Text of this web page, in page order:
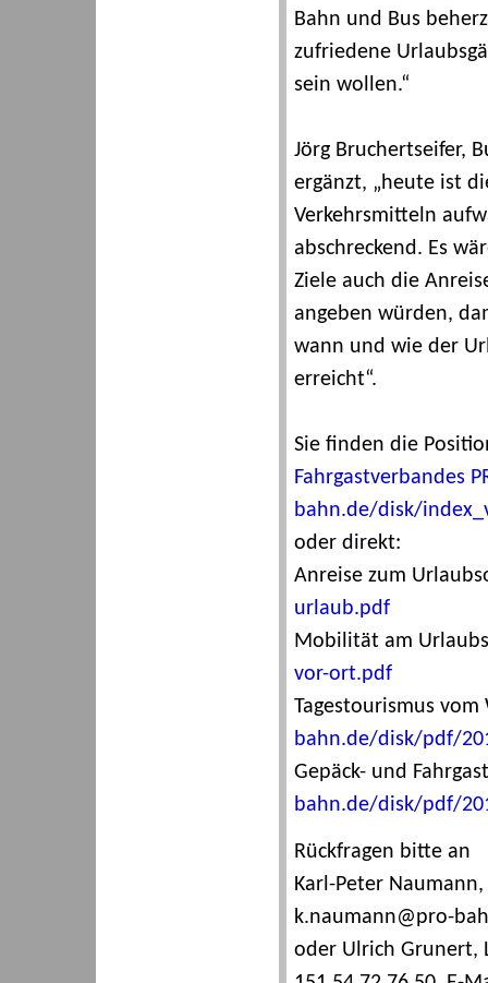
Bahn und Bus
zufriedene
sein wollen.“
Jörg Bruchertseifer,
ergänzt, „heute ist
Verkehrsmitteln
abschreckend. Es
Ziele auch die
angeben würden,
wann und wie der
erreicht“.
Sie finden die
Fahrgastverbandes
bahn.de/disk/
oder direkt:
Anreise zum
urlaub.pdf
Mobilität am
vor-ort.pdf
Tagestourismus
bahn.de/disk/pdf/
Gepäck- und
bahn.de/disk/pdf/
Rückfragen bitte an
Karl-Peter
k.naumann@pro-
oder Ulrich Grunert,